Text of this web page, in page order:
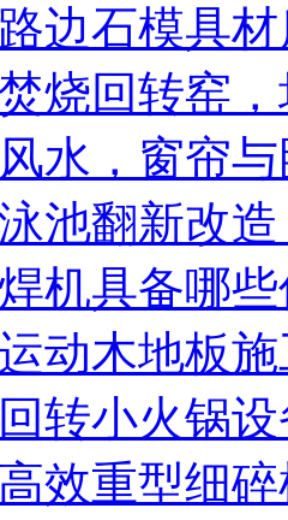
边石模具
烧回转窑
水，窗帘
池翻新改
机具备哪
动木地板
转小火锅
效重型细